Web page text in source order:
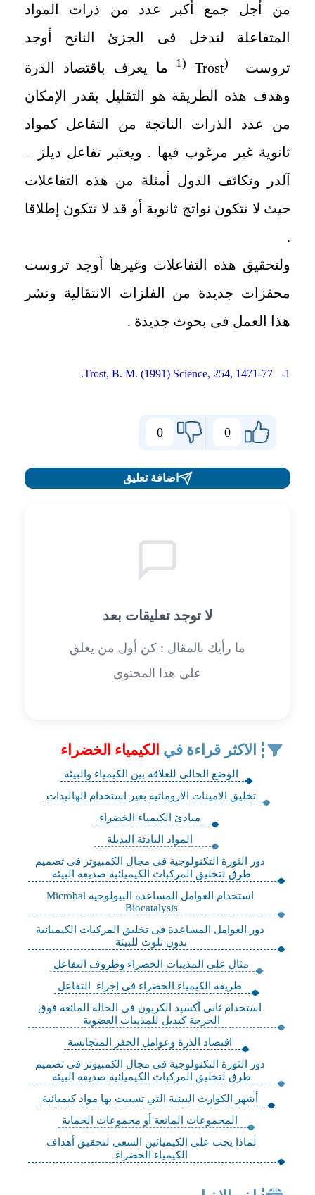
من أجل جمع أكبر عدد من ذرات المواد
المتفاعلة لتدخل فى الجزئ الناتج أوجد
تروست
(
Trost
(
1
ما يعرف باقتصاد الذرة
وهدف هذه الطريقة هو التقليل بقدر الإمكان
من عدد الذرات الناتجة من التفاعل كمواد
ثانوية غير مرغوب فيها . ويعتبر تفاعل ديلز –
آلدر وتكاثف الدول أمثلة من هذه التفاعلات
حيث لا تتكون نواتج ثانوية أو قد لا تتكون إطلاقا
.
ولتحقيق هذه التفاعلات وغيرها أوجد تروست
محفزات جديدة من الفلزات الانتقالية ونشر
هذا العمل فى بحوث جديدة .
1- Trost, B. M. (1991) Science, 254, 1471-77.
0
0
اضافة تعليق
لا توجد تعليقات بعد
ما رأيك بالمقال : كن أول من يعلق
على هذا المحتوى
الاكثر قراءة في الكيمياء الخضراء
الوضع الحالى للعلاقة بين الكيمياء والبيئة
تخليق الامينات الاروماتية بغير استخدام الهاليدات
مبادئ الكيمياء الخضراء
المواد البادئة البديلة
دور الثورة التكنولوجية فى مجال الكمبيوتر فى تصميم
طرق لتخليق المركبات الكيميائية صديقة البيئة
استخدام العوامل المساعدة البيولوجية Microbal
Biocatalysis
دور العوامل المساعدة فى تخليق المركبات الكيميائية
بدون تلوث للبيئة
مثال على المذيبات الخضراء وظروف التفاعل
طريقة الكيمياء الخضراء فى إجراء التفاعل
استخدام ثانى أكسيد الكربون فى الحالة المائعة فوق
الحرجة كبديل للمذيبات العضوية
اقتصاد الذرة وعوامل الحفز المتجانسة
دور الثورة التكنولوجية فى مجال الكمبيوتر فى تصميم
طرق لتخليق المركبات الكيميائية صديقة البيئة
أشهر الكوارث البيئية التي تسببت بها مواد كيميائية
المجموعات المانعة أو مجموعات الحماية
لماذا يجب على الكيميائين السعى لتحقيق أهداف
الكيمياء الخضراء